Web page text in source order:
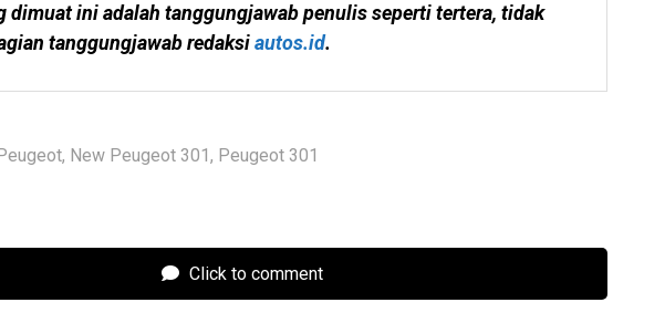
dimuat ini adalah tanggungjawab penulis seperti tertera, tidak
tanggungjawab redaksi autos.id.
, New Peugeot 301, Peugeot 301
Click to comment